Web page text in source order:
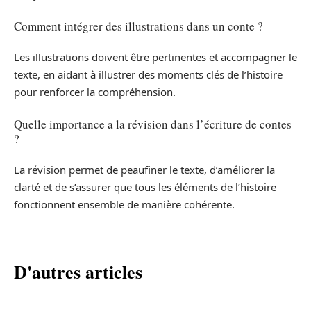
Comment intégrer des illustrations dans un conte ?
Les illustrations doivent être pertinentes et accompagner le
texte, en aidant à illustrer des moments clés de l’histoire
pour renforcer la compréhension.
Quelle importance a la révision dans l’écriture de contes
?
La révision permet de peaufiner le texte, d’améliorer la
clarté et de s’assurer que tous les éléments de l’histoire
fonctionnent ensemble de manière cohérente.
D'autres articles